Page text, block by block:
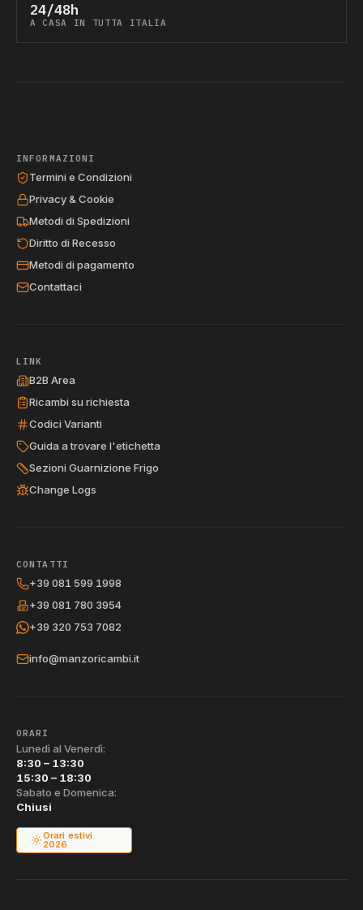
24/48h
A CASA IN TUTTA ITALIA
INFORMAZIONI
Termini e Condizioni
Privacy & Cookie
Metodi di Spedizioni
Diritto di Recesso
Metodi di pagamento
Contattaci
LINK
B2B Area
Ricambi su richiesta
Codici Varianti
Guida a trovare l'etichetta
Sezioni Guarnizione Frigo
Change Logs
CONTATTI
+39 081 599 1998
+39 081 780 3954
+39 320 753 7082
info@manzoricambi.it
ORARI
Lunedì al Venerdì:
8:30 – 13:30
15:30 – 18:30
Sabato e Domenica:
Chiusi
Orari estivi
2026